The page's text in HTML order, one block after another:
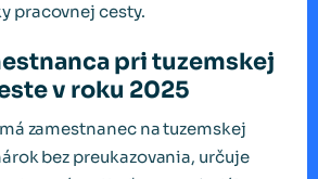
pracovnej cesty.
pri tuzemskej
v roku 2025
zamestnanec na tuzemskej
bez preukazovania, určuje